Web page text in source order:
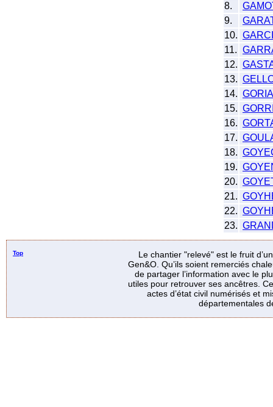
8.
9.
10.
11.
12.
13.
14. GORIA
15.
16.
17.
18.
19.
20.
21.
22.
23.
Top
Le chantier "relevé" est le fruit
Gen&O. Qu’ils soient remerciés
de partager l’information avec le
utiles pour retrouver ses ancêtres.
actes d’état civil numérisés et
départementales